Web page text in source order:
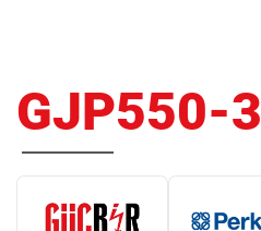
GJP550-3